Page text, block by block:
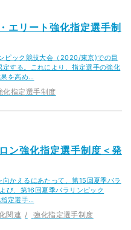
エリート強化指定選手制
ピック競技大会（2020/東京)での目
する。これにより、指定選手の強化
を高め…
化指定選手制度
ン強化指定選手制度＜発
向かえるにあたって、第15回夏季パラ
び、第16回夏季パラリンピック
定選手…
関連 強化指定選手制度